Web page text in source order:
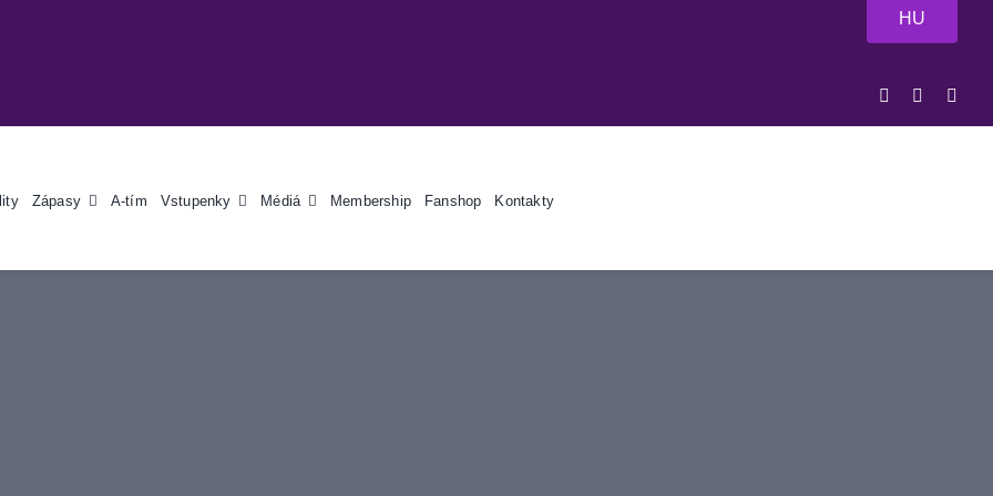
HU
Zápasy A-tím Vstupenky Médiá Membership Fanshop Kontakty